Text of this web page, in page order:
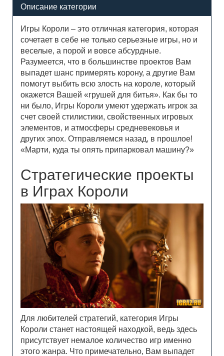
Описание категории
Игры Короли – это отличная категория, которая
сочетает в себе не только серьезные игры, но и
веселые, а порой и вовсе абсурдные.
Разумеется, что в большинстве проектов Вам
выпадет шанс примерять корону, а другие Вам
помогут выбить всю злость на короле, который
окажется Вашей «грушей для битья». Как бы то
ни было, Игры Короли умеют удержать игрок за
счет своей стилистики, свойственных игровых
элементов, и атмосферы средневековья и
других эпох. Отправляемся назад, в прошлое!
«Марти, куда ты опять припарковал машину?»
Стратегические проекты
в Играх Короли
Для любителей стратегий, категория Игры
Короли станет настоящей находкой, ведь здесь
присутствует немалое количество игр именно
этого жанра. Что примечательно, Вам выпадет